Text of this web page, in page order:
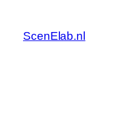
content
ScenElab.nl